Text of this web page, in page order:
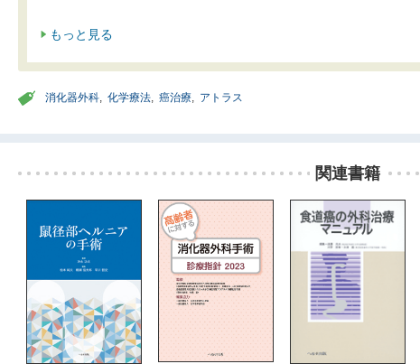
もっと見る
消化器外科, 化学療法, 癌治療, アトラス
関連書籍